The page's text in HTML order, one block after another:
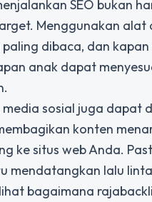
SEO bukan
Menggunakan alat
dibaca, dan
anak dapat
media sosial juga dapat
konten
ke situs web Anda.
mendatangkan lalu
bagaimana